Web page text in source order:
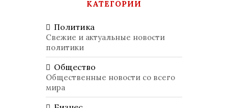
КАТЕГОРИИ
Политика
Свежие и актуальные новости
политики
Общество
Общественные новости со всего
мира